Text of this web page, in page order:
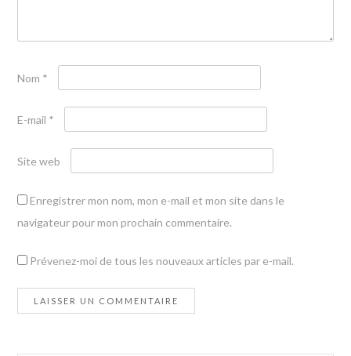
Nom *
E-mail *
Site web
Enregistrer mon nom, mon e-mail et mon site dans le
navigateur pour mon prochain commentaire.
Prévenez-moi de tous les nouveaux articles par e-mail.